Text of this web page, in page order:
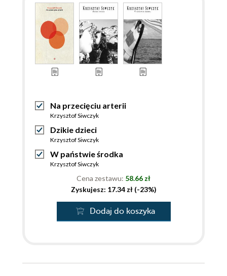
Na przecięciu arterii
Krzysztof Siwczyk
Dzikie dzieci
Krzysztof Siwczyk
W państwie środka
Krzysztof Siwczyk
Cena zestawu: 58.66 zł
Zyskujesz: 17.34 zł (-23%)
Dodaj do koszyka